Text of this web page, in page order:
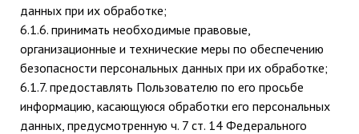
данных при их обработке;
6.1.6. принимать необходимые правовые,
организационные и технические меры по обеспечению
безопасности персональных данных при их обработке;
6.1.7. предоставлять Пользователю по его просьбе
информацию, касающуюся обработки его персональных
данных, предусмотренную ч. 7 ст. 14 Федерального